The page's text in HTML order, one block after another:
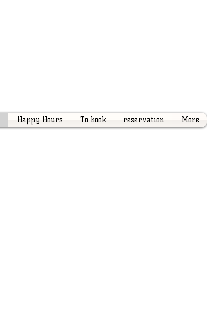
Happy Hours To book reservation More